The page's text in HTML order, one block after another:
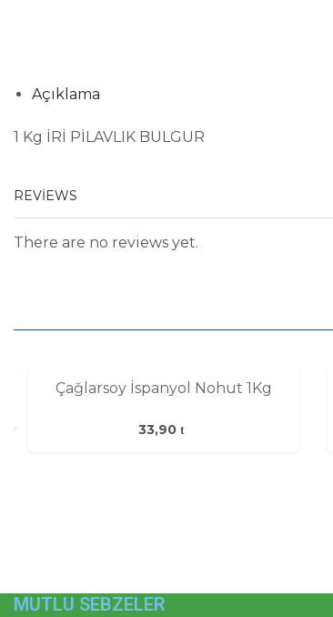
Açıklama
1 Kg İRİ PİLAVLIK BULGUR
REVIEWS
There are no reviews yet.
Çağlarsoy İspanyol Nohut 1Kg
33,90
MUTLU SEBZELER